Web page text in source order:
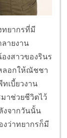
ทยากรที่มี
ายงาน
องสาวของรินร
ลอกให้ณัชชา
เบี้ยวงาน
าช่วยชีวิตไว้
จากวันนั้น
งว่าทยากรก็มี